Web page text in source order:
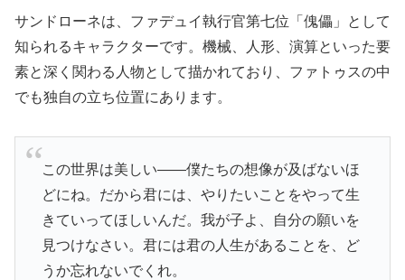
サンドローネは、ファデュイ執行官第七位「傀儡」として
知られるキャラクターです。機械、人形、演算といった要
素と深く関わる人物として描かれており、ファトゥスの中
でも独自の立ち位置にあります。
この世界は美しい——僕たちの想像が及ばないほ
どにね。だから君には、やりたいことをやって生
きていってほしいんだ。我が子よ、自分の願いを
見つけなさい。君には君の人生があることを、ど
うか忘れないでくれ。